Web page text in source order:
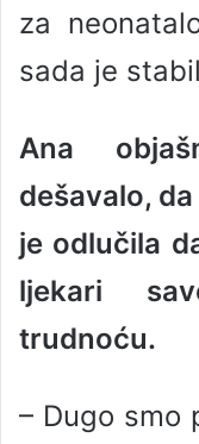
za
sada je
Ana
dešavalo,
je odlučila
ljekari
trudnoću.
– Dugo smo